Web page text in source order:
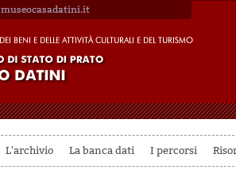
museocasadatini.it
L'archivio La banca dati I percorsi